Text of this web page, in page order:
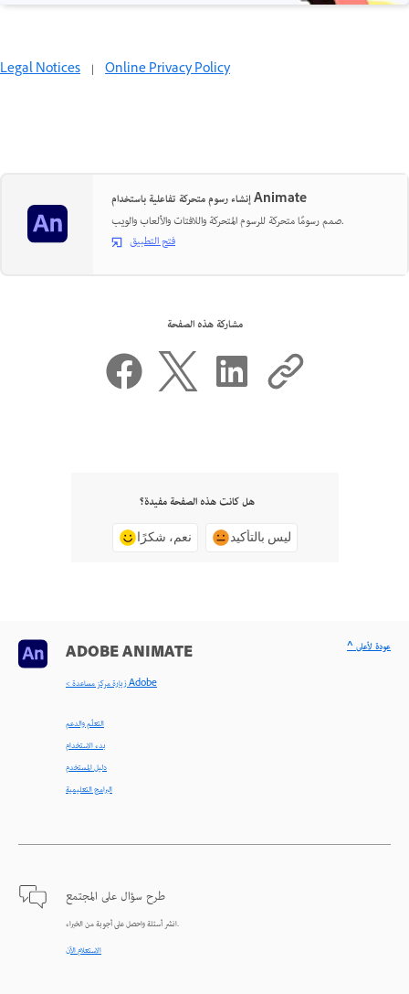
Legal Notices | Online Privacy Policy
إنشاء رسوم متحركة تفاعلية باستخدام Animate
صمم رسومًا متحركة للرسوم المتحركة واللافتات والألعاب والويب.
فتح التطبيق
مشاركة هذه الصفحة
هل كانت هذه الصفحة مفيدة؟
نعم، شكرًا ليس بالتأكيد
ADOBE ANIMATE
< زيارة مركز مساعدة Adobe
التعلّم والدعم
بدء الاستخدام
دليل المستخدم
البرامج التعليمية
طرح سؤال على المجتمع
انشر أسئلة واحصل على أجوبة من الخبراء.
الاستعلام الآن
^ عودة لأعلى